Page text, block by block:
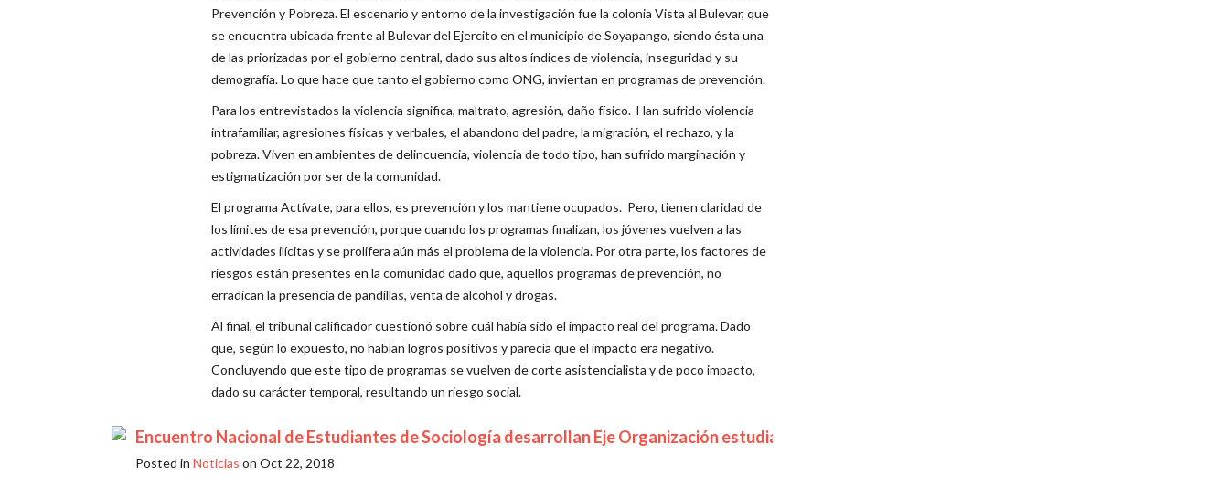
Prevención y Pobreza. El escenario y entorno de la investigación fue la colonia Vista al Bulevar, que
se encuentra ubicada frente al Bulevar del Ejercito en el municipio de Soyapango, siendo ésta una
de las priorizadas por el gobierno central, dado sus altos índices de violencia, inseguridad y su
demografía. Lo que hace que tanto el gobierno como ONG, inviertan en programas de prevención.
Para los entrevistados la violencia significa, maltrato, agresión, daño físico. Han sufrido violencia
intrafamiliar, agresiones físicas y verbales, el abandono del padre, la migración, el rechazo, y la
pobreza. Viven en ambientes de delincuencia, violencia de todo tipo, han sufrido marginación y
estigmatización por ser de la comunidad.
El programa Actívate, para ellos, es prevención y los mantiene ocupados. Pero, tienen claridad de
los límites de esa prevención, porque cuando los programas finalizan, los jóvenes vuelven a las
actividades ilícitas y se prolifera aún más el problema de la violencia. Por otra parte, los factores de
riesgos están presentes en la comunidad dado que, aquellos programas de prevención, no
erradican la presencia de pandillas, venta de alcohol y drogas.
Al final, el tribunal calificador cuestionó sobre cuál había sido el impacto real del programa. Dado
que, según lo expuesto, no habían logros positivos y parecía que el impacto era negativo.
Concluyendo que este tipo de programas se vuelven de corte asistencialista y de poco impacto,
dado su carácter temporal, resultando un riesgo social.
Encuentro Nacional de Estudiantes de Sociología desarrollan Eje Organización estudiantil.
Posted in Noticias on Oct 22, 2018